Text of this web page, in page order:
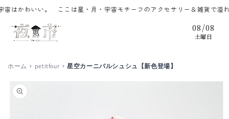
ンツに
かわいい。 ここは星・月・宇宙モチーフのアクセサリー＆雑貨で溢れる
08 /08
土曜日
ホーム petitfour 星空カーニバルシュシュ【新色登場】
報にス
キップ